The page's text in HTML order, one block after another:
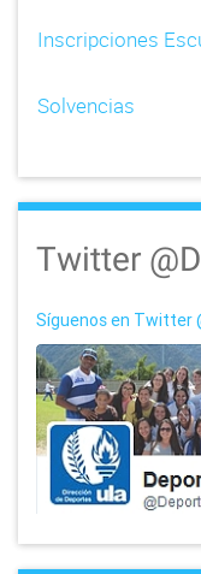
Inscripciones
Solvencias
Twitter
Síguenos en Twitter